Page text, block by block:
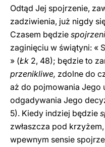
Odtąd Jej spojrzenie,
zadziwienia, już nigdy
Czasem będzie
zaginięciu w świątyni: «
» (Łk 2, 48); będzie to
przenikliwe, zdolne do
aż do pojmowania Jego
odgadywania Jego
5). Kiedy indziej będzie
zwłaszcza pod
wpewnym sensie